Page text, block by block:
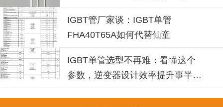
IGBT管厂家谈：IGBT单管
FHA40T65A如何代替仙童
IGBT单管选型不再难：看懂这个
参数，逆变器设计效率提升事半功